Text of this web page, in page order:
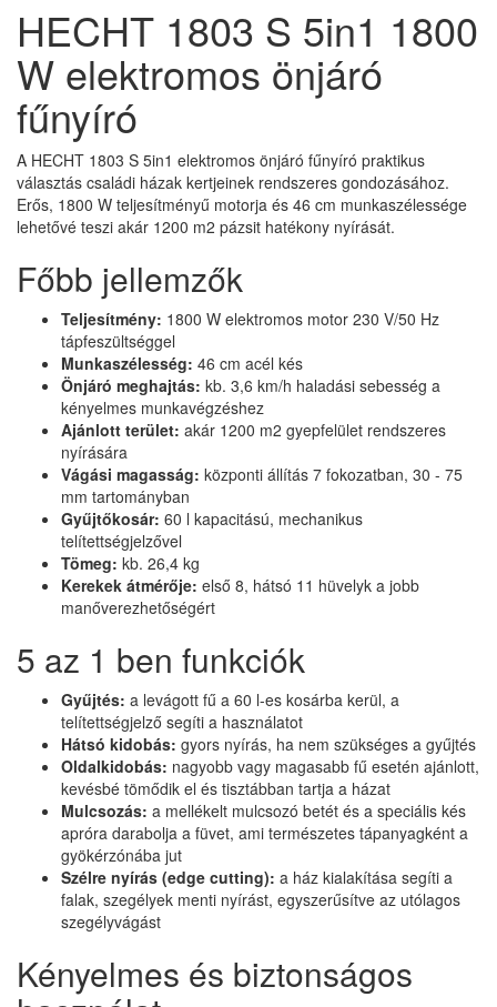
HECHT 1803 S 5in1 1800
W elektromos önjáró
fűnyíró
A HECHT 1803 S 5in1 elektromos önjáró fűnyíró praktikus
választás családi házak kertjeinek rendszeres gondozásához.
Erős, 1800 W teljesítményű motorja és 46 cm munkaszélessége
lehetővé teszi akár 1200 m2 pázsit hatékony nyírását.
Főbb jellemzők
Teljesítmény: 1800 W elektromos motor 230 V/50 Hz
tápfeszültséggel
Munkaszélesség: 46 cm acél kés
Önjáró meghajtás: kb. 3,6 km/h haladási sebesség a
kényelmes munkavégzéshez
Ajánlott terület: akár 1200 m2 gyepfelület rendszeres
nyírására
Vágási magasság: központi állítás 7 fokozatban, 30 - 75
mm tartományban
Gyűjtőkosár: 60 l kapacitású, mechanikus
telítettségjelzővel
Tömeg: kb. 26,4 kg
Kerekek átmérője: első 8, hátsó 11 hüvelyk a jobb
manőverezhetőségért
5 az 1 ben funkciók
Gyűjtés: a levágott fű a 60 l-es kosárba kerül, a
telítettségjelző segíti a használatot
Hátsó kidobás: gyors nyírás, ha nem szükséges a gyűjtés
Oldalkidobás: nagyobb vagy magasabb fű esetén ajánlott,
kevésbé tömődik el és tisztábban tartja a házat
Mulcsozás: a mellékelt mulcsozó betét és a speciális kés
apróra darabolja a füvet, ami természetes tápanyagként a
gyökérzónába jut
Szélre nyírás (edge cutting): a ház kialakítása segíti a
falak, szegélyek menti nyírást, egyszerűsítve az utólagos
szegélyvágást
Kényelmes és biztonságos